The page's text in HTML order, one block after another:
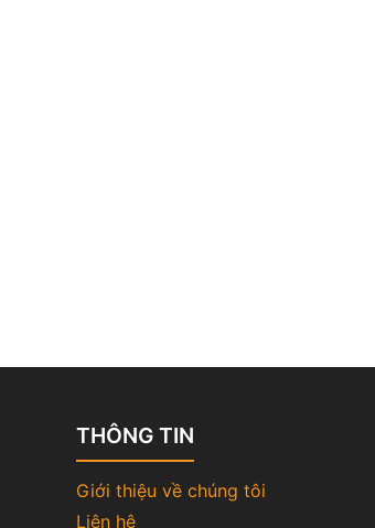
THÔNG TIN
Giới thiệu về chúng tôi
Liên hệ